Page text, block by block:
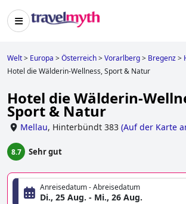
Welt> Europa >Österreich>Vorarlberg> Bregenz>
Hotel die Wälderin-Wellness, Sport & Natur
Hotel die Wälderin-
Sport & Natur
Mellau, Hinterbündt 383 (Auf der Karte
8.7 Sehr gut
Anreisedatum - Abreisedatum
Di., 25 Aug. - Mi., 26 Aug.